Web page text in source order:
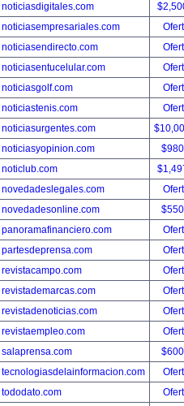
noticiasdigitales.com
noticiasempresariales.com
noticiasendirecto.com
noticiasentucelular.com
noticiasgolf.com
noticiastenis.com
noticiasurgentes.com
noticiasyopinion.com
noticlub.com
novedadeslegales.com
novedadesonline.com
panoramafinanciero.com
partesdeprensa.com
revistacampo.com
revistademarcas.com
revistadenoticias.com
revistaempleo.com
salaprensa.com
tecnologiasdelainformacion.com
tododato.com